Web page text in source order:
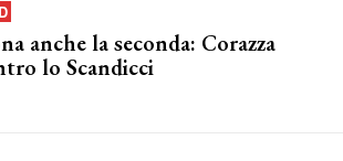
anche la seconda: Corazza
lo Scandicci